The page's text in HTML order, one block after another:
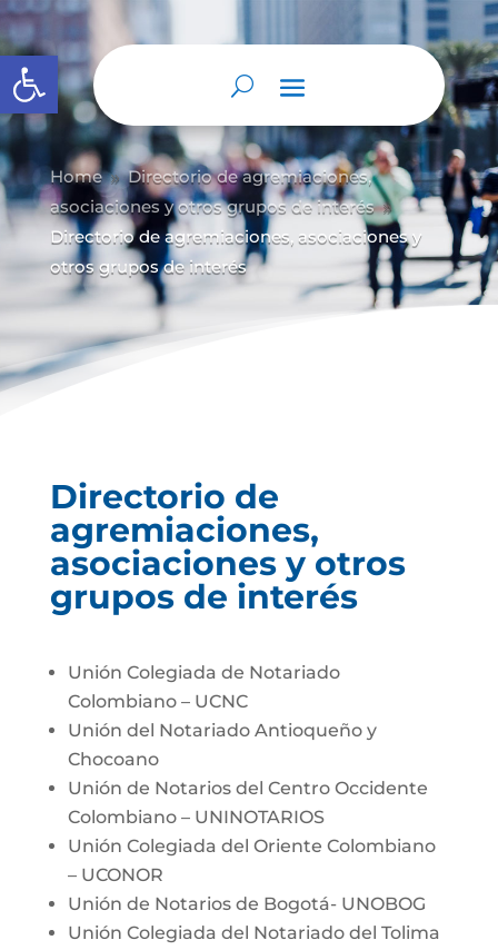
Abrir barra de herramientas
Home 9 Directorio de agremiaciones,
asociaciones y otros grupos de interés 9
Directorio de agremiaciones, asociaciones y
otros grupos de interés
Directorio de
agremiaciones,
asociaciones y otros
grupos de interés
Unión Colegiada de Notariado
Colombiano – UCNC
Unión del Notariado Antioqueño y
Chocoano
Unión de Notarios del Centro Occidente
Colombiano – UNINOTARIOS
Unión Colegiada del Oriente Colombiano
– UCONOR
Unión de Notarios de Bogotá- UNOBOG
Unión Colegiada del Notariado del Tolima